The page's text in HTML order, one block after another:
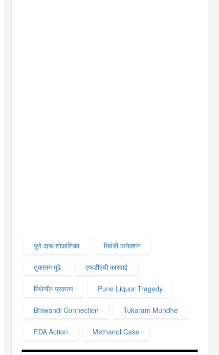
पुणे दारू शोकांतिका भिवंडी कनेक्शन
तुकाराम मुंढे एफडीएची कारवाई
मिथेनॉल प्रकरण Pune Liquor Tragedy
Bhiwandi Connection Tukaram Mundhe
FDA Action Methanol Case